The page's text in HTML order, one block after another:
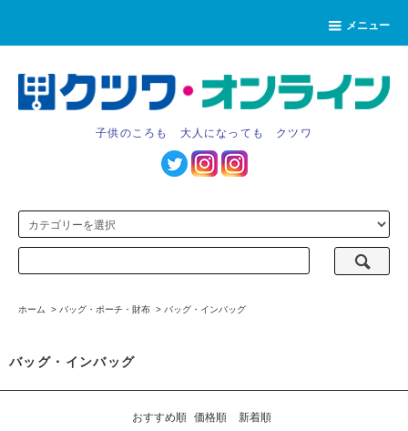
メニュー
子供のころも 大人になっても クツワ
ホーム > バッグ・ポーチ・財布 > バッグ・インバッグ
バッグ・インバッグ
おすすめ順 価格順 新着順